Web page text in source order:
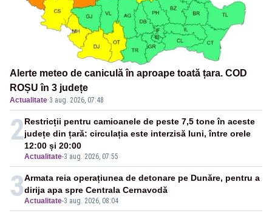
Alerte meteo de caniculă în aproape toată țara. COD
ROȘU în 3 județe
Actualitate·3 aug. 2026, 07:48
2
Actualitate-3 aug. 2026, 07:55
Restricții pentru camioanele de peste 7,5 tone în aceste
județe din țară: circulația este interzisă luni, între orele
12:00 și 20:00
3Actualitate-3 aug. 2026, 08:04
Armata reia operațiunea de detonare pe Dunăre, pentru a
dirija apa spre Centrala Cernavodă